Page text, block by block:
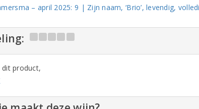
– april 2025: 9 | Zijn naam, ‘Brio’, levendig,
dit product,